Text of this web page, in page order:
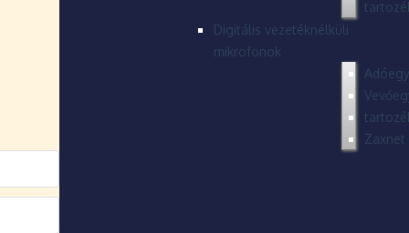
Digitális vezetéknélküli
mikrofonok
Zaxnet